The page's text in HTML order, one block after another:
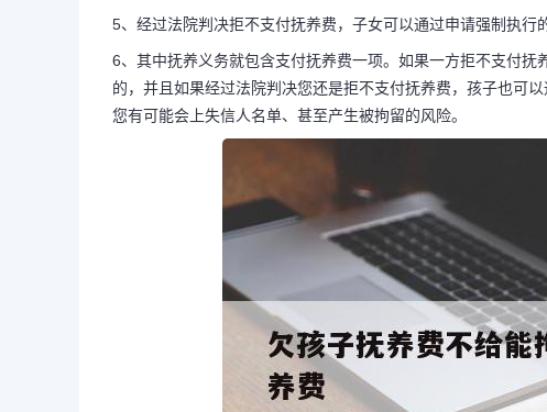
5、经过法院判决拒不支付抚养费，子女可以通过申请强制执行
6、其中抚养义务就包含支付抚养费一项。如果一方拒不支付
的，并且如果经过法院判决您还是拒不支付抚养费，孩子也可
您有可能会上失信人名单、甚至产生被拘留的风险。